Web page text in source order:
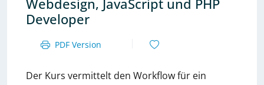
Webdesign, JavaScript und PHP
Developer
PDF Version
Der Kurs vermittelt den Workflow für ein